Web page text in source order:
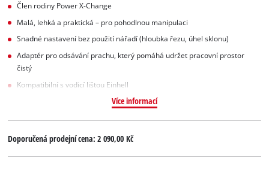
Člen rodiny Power X-Change
Malá, lehká a praktická – pro pohodlnou manipulaci
Snadné nastavení bez použití nářadí (hloubka řezu, úhel sklonu)
Adaptér pro odsávání prachu, který pomáhá udržet pracovní prostor
čistý
Kompatibilní s vodicí lištou Einhell
Více informací
Doporučená prodejní cena:2 090,00 Kč